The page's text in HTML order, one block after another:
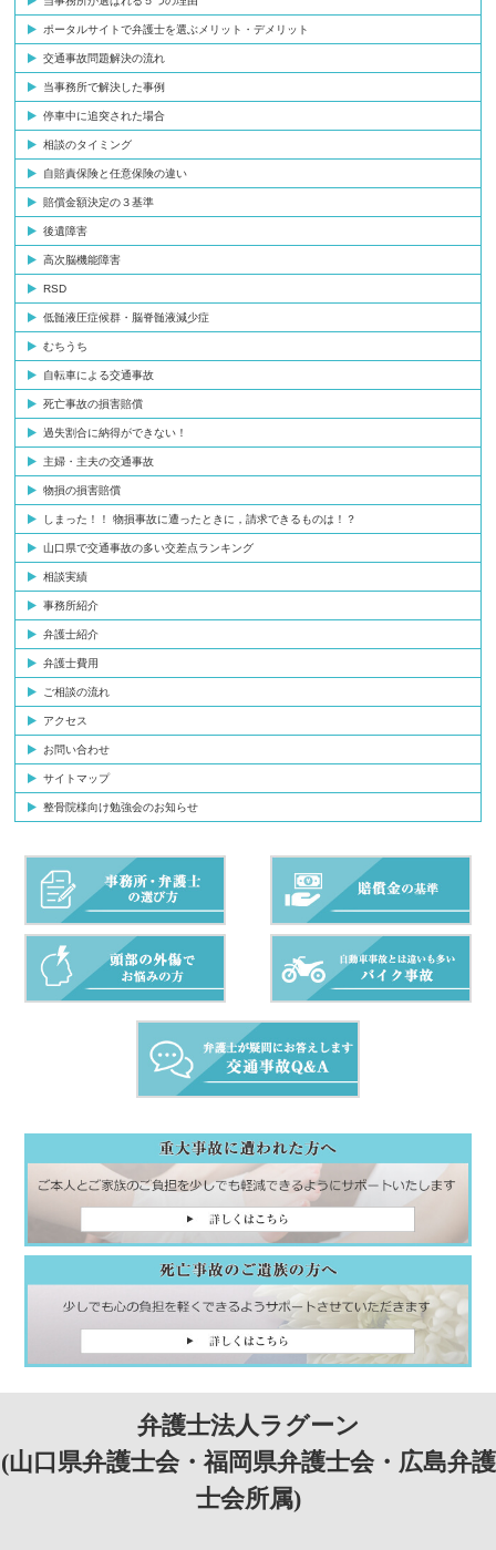
ポータルサイトで弁護士を選ぶメリット・デメリット
交通事故問題解決の流れ
当事務所で解決した事例
停車中に追突された場合
相談のタイミング
自賠責保険と任意保険の違い
賠償金額決定の３基準
後遺障害
高次脳機能障害
RSD
低髄液圧症候群・脳脊髄液減少症
むちうち
自転車による交通事故
死亡事故の損害賠償
過失割合に納得ができない！
主婦・主夫の交通事故
物損の損害賠償
しまった！！ 物損事故に遭ったときに，請求できるものは！？
山口県で交通事故の多い交差点ランキング
相談実績
事務所紹介
弁護士紹介
弁護士費用
ご相談の流れ
アクセス
お問い合わせ
サイトマップ
整骨院様向け勉強会のお知らせ
弁護士法人ラグーン
(山口県弁護士会・福岡県弁護士会・広島弁護
士会所属)